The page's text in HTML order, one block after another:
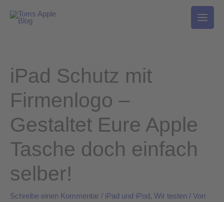
Inhalt
iPad Schutz mit
Firmenlogo –
Gestaltet Eure Apple
Tasche doch einfach
selber!
Schreibe einen Kommentar / iPad und iPod, Wir testen / Von